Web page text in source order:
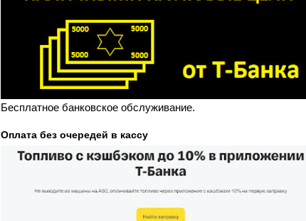
Бесплатное банковское обслуживание.
Оплата без очередей в кассу